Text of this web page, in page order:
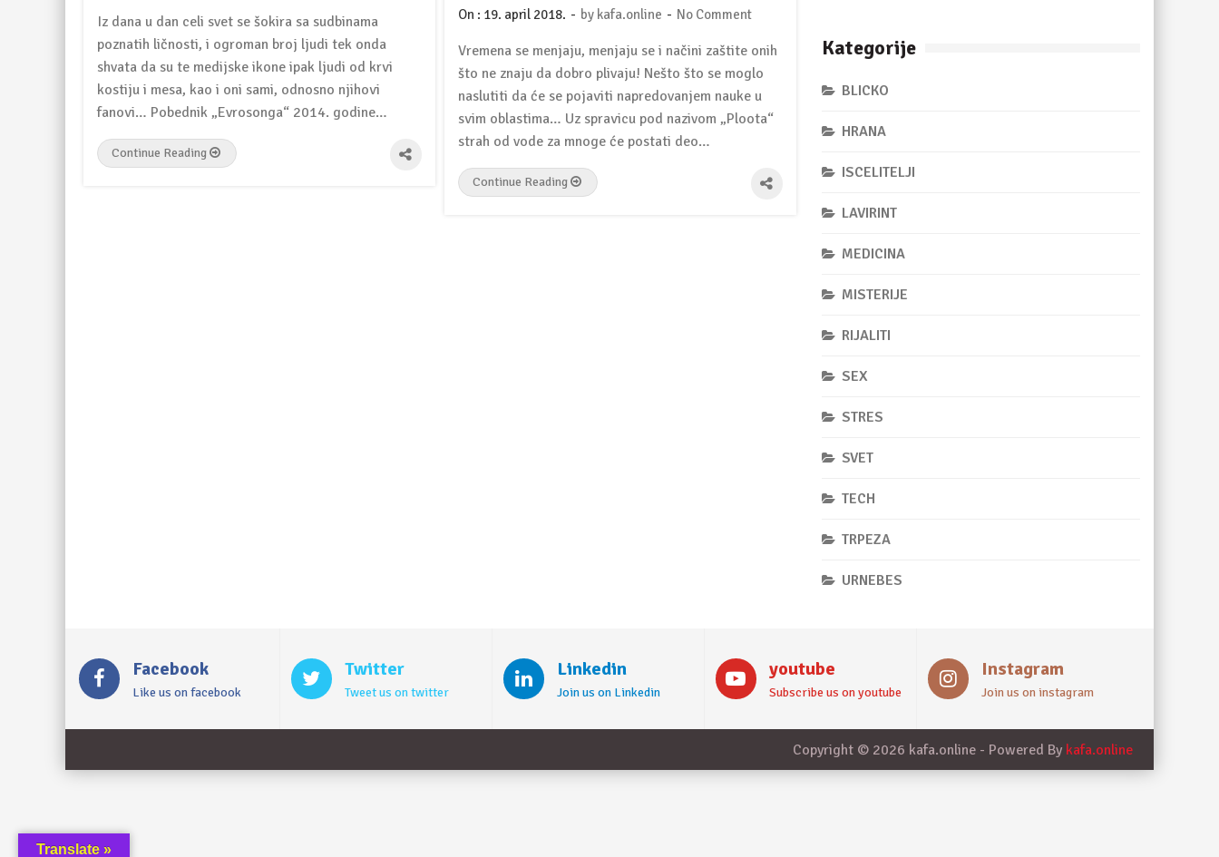
Iz dana u dan celi svet se šokira sa sudbinama
poznatih ličnosti, i ogroman broj ljudi tek onda
shvata da su te medijske ikone ipak ljudi od krvi
kostiju i mesa, kao i oni sami, odnosno njihovi
fanovi… Pobednik „Evrosonga“ 2014. godine…
Continue Reading
On : 19. april 2018. - by kafa.online - No Comment
Vremena se menjaju, menjaju se i načini zaštite onih
što ne znaju da dobro plivaju! Nešto što se moglo
naslutiti da će se pojaviti napredovanjem nauke u
svim oblastima… Uz spravicu pod nazivom „Ploota“
strah od vode za mnoge će postati deo…
Continue Reading
Kategorije
BLICKO
HRANA
ISCELITELJI
LAVIRINT
MEDICINA
MISTERIJE
RIJALITI
SEX
STRES
SVET
TECH
TRPEZA
URNEBES
Facebook
Like us on facebook
Twitter
Tweet us on twitter
Linkedin
Join us on Linkedin
youtube
Subscribe us on youtube
Instagram
Join us on instagram
Copyright © 2026 kafa.online - Powered By kafa.online
Translate »